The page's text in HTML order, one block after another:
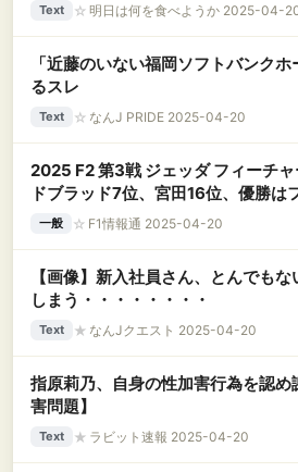
Text ☆ 明日は何を食べようか 2025-04-
「近藤のいない福岡ソフトバンク
るスレ
Text ☆ なんJ PRIDE 2025-04-20
2025 F2 第3戦 ジェッダ フィーチ
ドブラッド7位、宮田16位、優勝は
一般 ☆ F1情報通 2025-04-20
【画像】新入社員さん、とんでも
しまう・・・・・・・・
Text ★ なんJクエスト 2025-04-20
指原莉乃、自身の性加害行為を認め
害問題】
Text ★ ラビット速報 2025-04-20